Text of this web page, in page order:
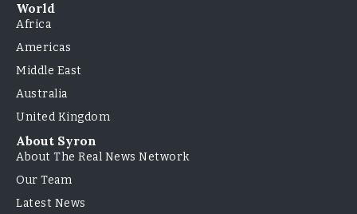
World
Africa
Americas
Middle East
Australia
United Kingdom
About Syron
About The Real News Network
Our Team
Latest News